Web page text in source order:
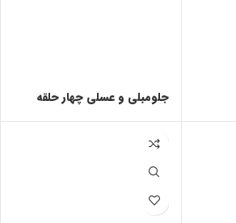
جلومبلی و عسلی چهار حلقه